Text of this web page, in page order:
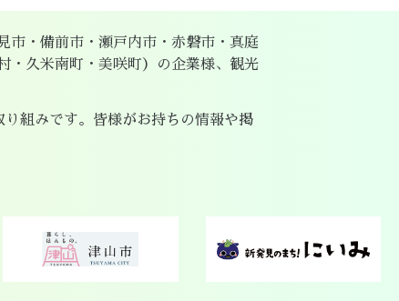
市・備前市・瀬戸内市・赤磐市・真庭
・久米南町・美咲町）の企業様、観光
組みです。皆様がお持ちの情報や掲